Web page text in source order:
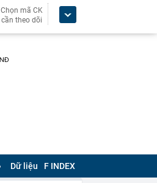
Chọn mã CK
cần theo dõi
Dữ liệu F INDEX